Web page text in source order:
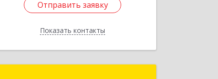
Отправить заявку
Показать контакты
Отправить заявку
Назад